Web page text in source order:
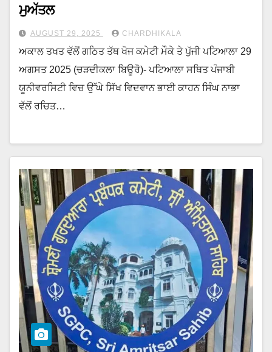
ਮੁਅੱਤਲ
AUGUST 29, 2025 CHARDHIKALA
ਅਕਾਲ ਤਖਤ ਵੱਲੋਂ ਗਠਿਤ ਤੱਥ ਖੋਜ ਕਮੇਟੀ ਮੌਕੇ ਤੇ ਪੁੱਜੀ ਪਟਿਆਲਾ 29
ਅਗਸਤ 2025 (ਚੜਦੀਕਲਾ ਬਿਊਰੋ)- ਪਟਿਆਲਾ ਸਥਿਤ ਪੰਜਾਬੀ
ਯੂਨੀਵਰਸਿਟੀ ਵਿਚ ਉੱਘੇ ਸਿੱਖ ਵਿਦਵਾਨ ਭਾਈ ਕਾਹਨ ਸਿੰਘ ਨਾਭਾ
ਵੱਲੋਂ ਰਚਿਤ…